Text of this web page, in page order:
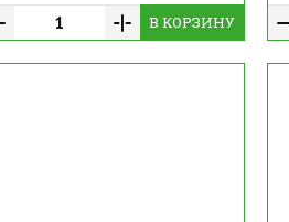
В КОРЗИНУ